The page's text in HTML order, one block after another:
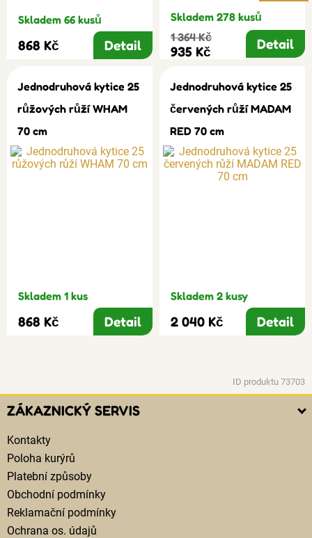
Skladem 66 kusů
868 Kč Detail
Skladem 278 kusů
1 364 Kč
935 Kč Detail
Jednodruhová kytice 25
růžových růží WHAM
70 cm
Skladem 1 kus
868 Kč Detail
Jednodruhová kytice 25
červených růží MADAM
RED 70 cm
Skladem 2 kusy
2 040 Kč Detail
ID produktu 73703
ZÁKAZNICKÝ SERVIS
Kontakty
Poloha kurýrů
Platební způsoby
Obchodní podmínky
Reklamační podmínky
Ochrana os. údajů